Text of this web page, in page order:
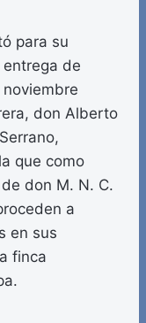
para su
de
don Alberto
que como
don M. N. C.
a
en sus
finca